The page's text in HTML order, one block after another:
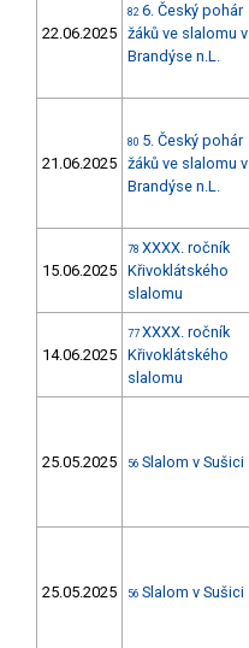
22.06.2025
82 6. Český pohár
žáků ve slalomu v
Brandýse n.L.
21.06.2025
80 5. Český pohár
žáků ve slalomu v
Brandýse n.L.
15.06.2025
78 XXXX. ročník
Křivoklátského
slalomu
14.06.2025
77 XXXX. ročník
Křivoklátského
slalomu
25.05.2025 56 Slalom v Sušici
25.05.2025 56 Slalom v Sušici